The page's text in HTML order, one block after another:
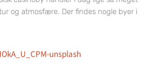
og atmosfære. Der findes nogle byer i